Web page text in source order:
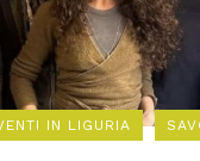
IN LIGURIA